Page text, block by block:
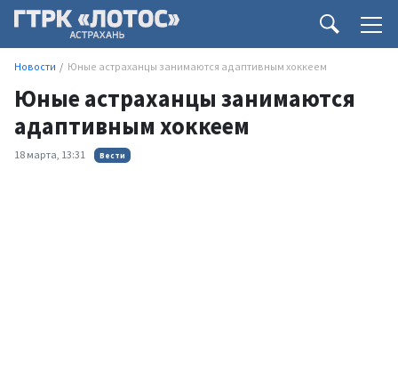
Новости Юные астраханцы занимаются адаптивным хоккеем
Юные астраханцы занимаются
адаптивным хоккеем
18 марта, 13:31 Вести